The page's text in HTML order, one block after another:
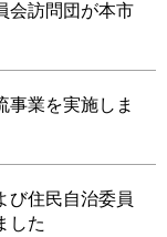
会訪問団が本市
事業を実施しま
び住民自治委員
した